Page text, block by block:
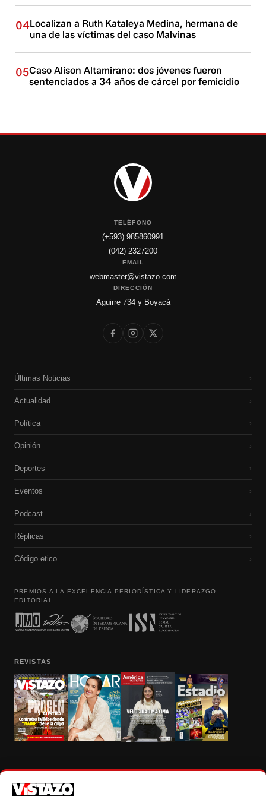
04Localizan a Ruth Kataleya Medina, hermana de
una de las víctimas del caso Malvinas
05Caso Alison Altamirano: dos jóvenes fueron
sentenciados a 34 años de cárcel por femicidio
TELÉFONO
(+593) 985860991
(042) 2327200
EMAIL
webmaster@vistazo.com
DIRECCIÓN
Aguirre 734 y Boyacá
Últimas Noticias ›
Actualidad ›
Política ›
Opinión ›
Deportes ›
Eventos ›
Podcast ›
Réplicas ›
Código etico ›
PREMIOS A LA EXCELENCIA PERIODÍSTICA Y LIDERAZGO
EDITORIAL
REVISTAS
autorización escrita de su titular, de todos los contenidos de Vistazo.com.